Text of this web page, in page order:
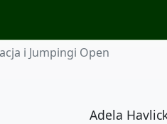
i Jumpingi Open
Adela